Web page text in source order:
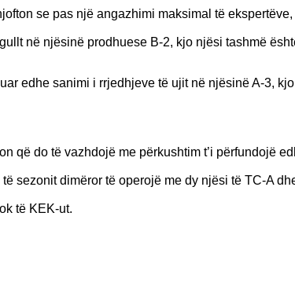
se pas një angazhimi maksimal të
në njësinë prodhuese B-2, kjo njësi tashmë
edhe sanimi i rrjedhjeve të ujit në njësinë A-3,
që do të vazhdojë me përkushtim t’i përfundojë
sezonit dimëror të operojë me dy njësi të TC-A
të KEK-ut.